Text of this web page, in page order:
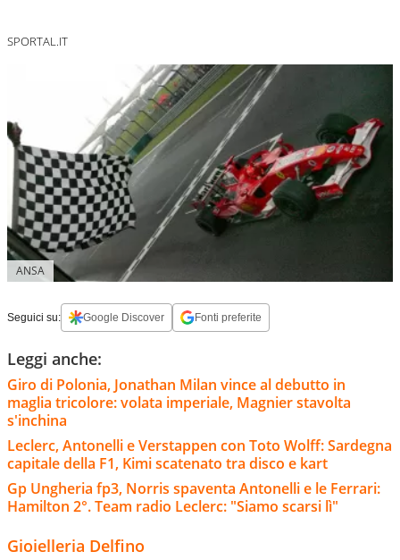
SPORTAL.IT
ANSA
Seguici su: Google Discover Fonti preferite
Leggi anche:
Giro di Polonia, Jonathan Milan vince al debutto in
maglia tricolore: volata imperiale, Magnier stavolta
s'inchina
Leclerc, Antonelli e Verstappen con Toto Wolff: Sardegna
capitale della F1, Kimi scatenato tra disco e kart
Gp Ungheria fp3, Norris spaventa Antonelli e le Ferrari:
Hamilton 2°. Team radio Leclerc: "Siamo scarsi lì"
Gioielleria Delfino